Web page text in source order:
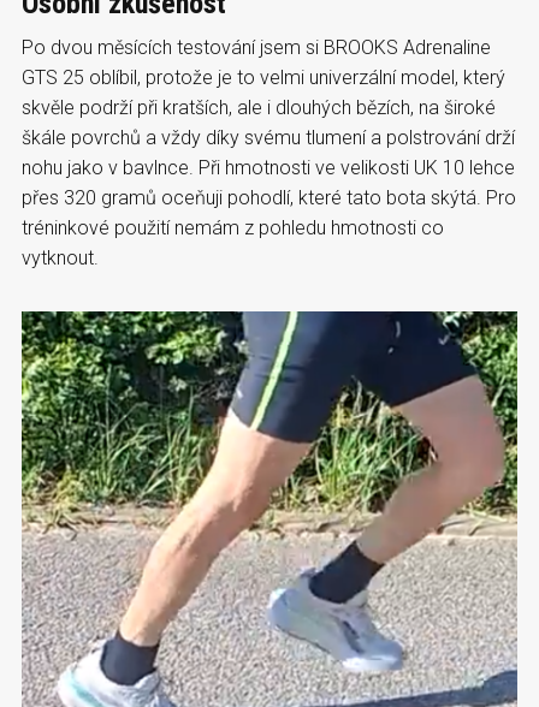
Po dvou měsících testování jsem si BROOKS Adrenaline
GTS 25 oblíbil, protože je to velmi univerzální model, který
skvěle podrží při kratších, ale i dlouhých bězích, na široké
škále povrchů a vždy díky svému tlumení a polstrování drží
nohu jako v bavlnce. Při hmotnosti ve velikosti UK 10 lehce
přes 320 gramů oceňuji pohodlí, které tato bota skýtá. Pro
tréninkové použití nemám z pohledu hmotnosti co
vytknout.